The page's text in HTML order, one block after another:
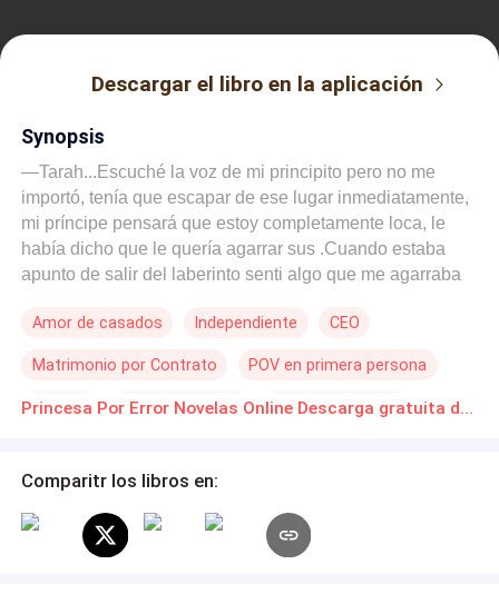
Descargar el libro en la aplicación
Synopsis
—Tarah...Escuché la voz de mi principito pero no me
importó, tenía que escapar de ese lugar inmediatamente,
mi príncipe pensará que estoy completamente loca, le
había dicho que le quería agarrar sus .Cuando estaba
apunto de salir del laberinto senti algo que me agarraba
levemente la cabeza para encontrarme con la cara de mi
de él también, no había alcanzado a escapar de ese
lugar, pero, ¿Porque me siguió?, Luego de lo que le dice
no lo sé, tal vez porque si padre también parece un dios
poco acelerada, me sentía incómoda, no quería que me
dijera nada al respecto, me sentía muy avergonzada.—
Amor de casados Independiente CEO
Matrimonio por Contrato POV en primera persona
Realeza Poder Femenino Romance oscuro Princesa Por Error Novelas Online Descarga gratuita de PDF
Comparitr los libros en: